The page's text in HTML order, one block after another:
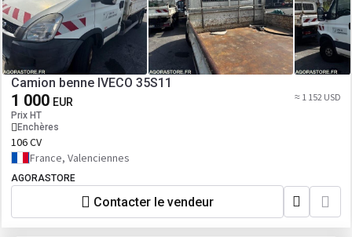
Camion benne IVECO 35S11
1 000 EUR
Prix HT
Enchères
≈ 1 152 USD
106 CV
France, Valenciennes
AGORASTORE
Contacter le vendeur